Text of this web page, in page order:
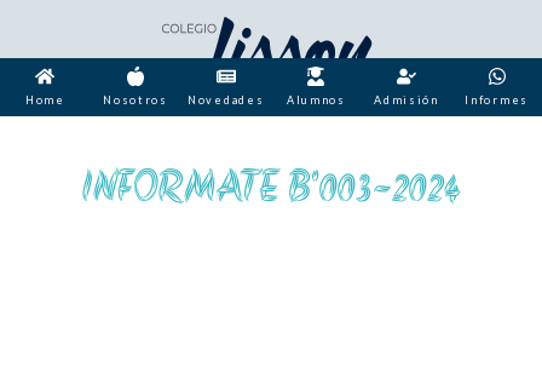
Home Nosotros Novedades Alumnos Admisión Informes
INFORMATE B'003-2024